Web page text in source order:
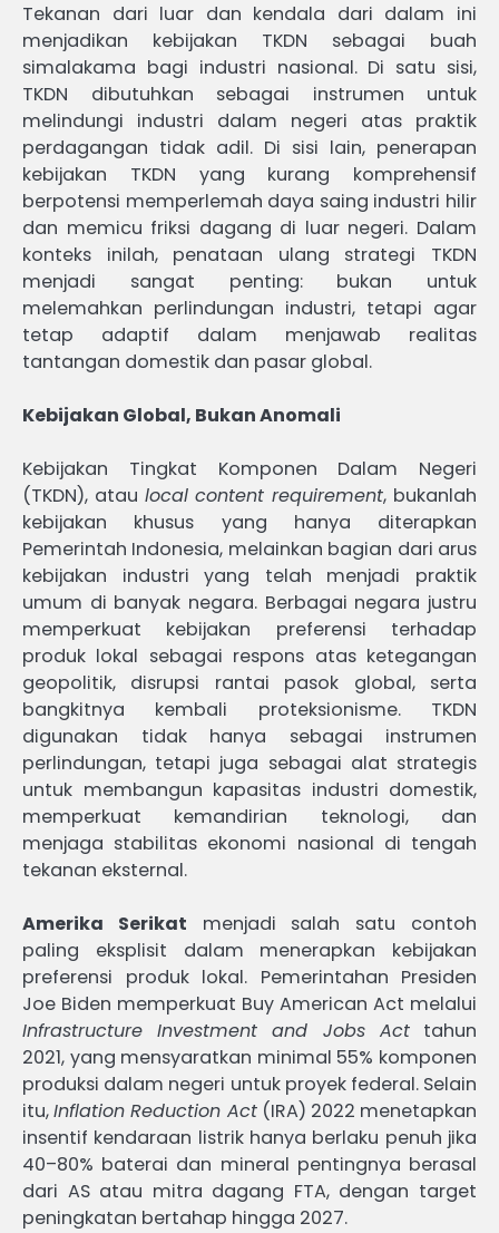
Tekanan dari luar dan kendala dari dalam ini
menjadikan kebijakan TKDN sebagai buah
simalakama bagi industri nasional. Di satu sisi,
TKDN dibutuhkan sebagai instrumen untuk
melindungi industri dalam negeri atas praktik
perdagangan tidak adil. Di sisi lain, penerapan
kebijakan TKDN yang kurang komprehensif
berpotensi memperlemah daya saing industri hilir
dan memicu friksi dagang di luar negeri. Dalam
konteks inilah, penataan ulang strategi TKDN
menjadi sangat penting: bukan untuk
melemahkan perlindungan industri, tetapi agar
tetap adaptif dalam menjawab realitas
tantangan domestik dan pasar global.
Kebijakan Global, Bukan Anomali
Kebijakan Tingkat Komponen Dalam Negeri
(TKDN), atau local content requirement, bukanlah
kebijakan khusus yang hanya diterapkan
Pemerintah Indonesia, melainkan bagian dari arus
kebijakan industri yang telah menjadi praktik
umum di banyak negara. Berbagai negara justru
memperkuat kebijakan preferensi terhadap
produk lokal sebagai respons atas ketegangan
geopolitik, disrupsi rantai pasok global, serta
bangkitnya kembali proteksionisme. TKDN
digunakan tidak hanya sebagai instrumen
perlindungan, tetapi juga sebagai alat strategis
untuk membangun kapasitas industri domestik,
memperkuat kemandirian teknologi, dan
menjaga stabilitas ekonomi nasional di tengah
tekanan eksternal.
Amerika Serikat menjadi salah satu contoh
paling eksplisit dalam menerapkan kebijakan
preferensi produk lokal. Pemerintahan Presiden
Joe Biden memperkuat Buy American Act melalui
Infrastructure Investment and Jobs Acttahun
2021, yang mensyaratkan minimal 55% komponen
produksi dalam negeri untuk proyek federal. Selain
itu,Inflation Reduction Act(IRA) 2022 menetapkan
insentif kendaraan listrik hanya berlaku penuh jika
40–80% baterai dan mineral pentingnya berasal
dari AS atau mitra dagang FTA, dengan target
peningkatan bertahap hingga 2027.